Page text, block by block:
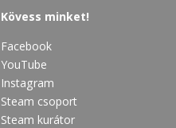
Kövess minket!
Facebook
YouTube
Instagram
Steam csoport
Steam kurátor